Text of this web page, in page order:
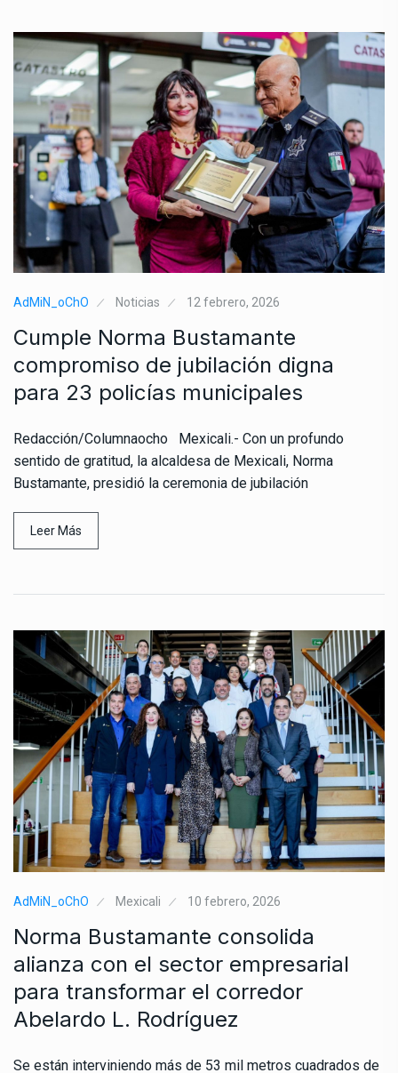
AdMiN_oChO Noticias 12 febrero, 2026
Cumple Norma Bustamante
compromiso de jubilación digna
para 23 policías municipales
Redacción/Columnaocho Mexicali.- Con un profundo
sentido de gratitud, la alcaldesa de Mexicali, Norma
Bustamante, presidió la ceremonia de jubilación
Leer Más
AdMiN_oChO Mexicali 10 febrero, 2026
Norma Bustamante consolida
alianza con el sector empresarial
para transformar el corredor
Abelardo L. Rodríguez
Se están interviniendo más de 53 mil metros cuadrados de